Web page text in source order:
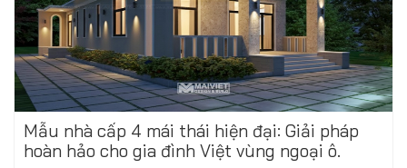
Mẫu nhà cấp 4 mái thái hiện đại: Giải pháp
hoàn hảo cho gia đình Việt vùng ngoại ô.